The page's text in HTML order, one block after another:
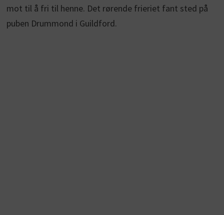
mot til å fri til henne. Det rørende frieriet fant sted på
puben Drummond i Guildford.